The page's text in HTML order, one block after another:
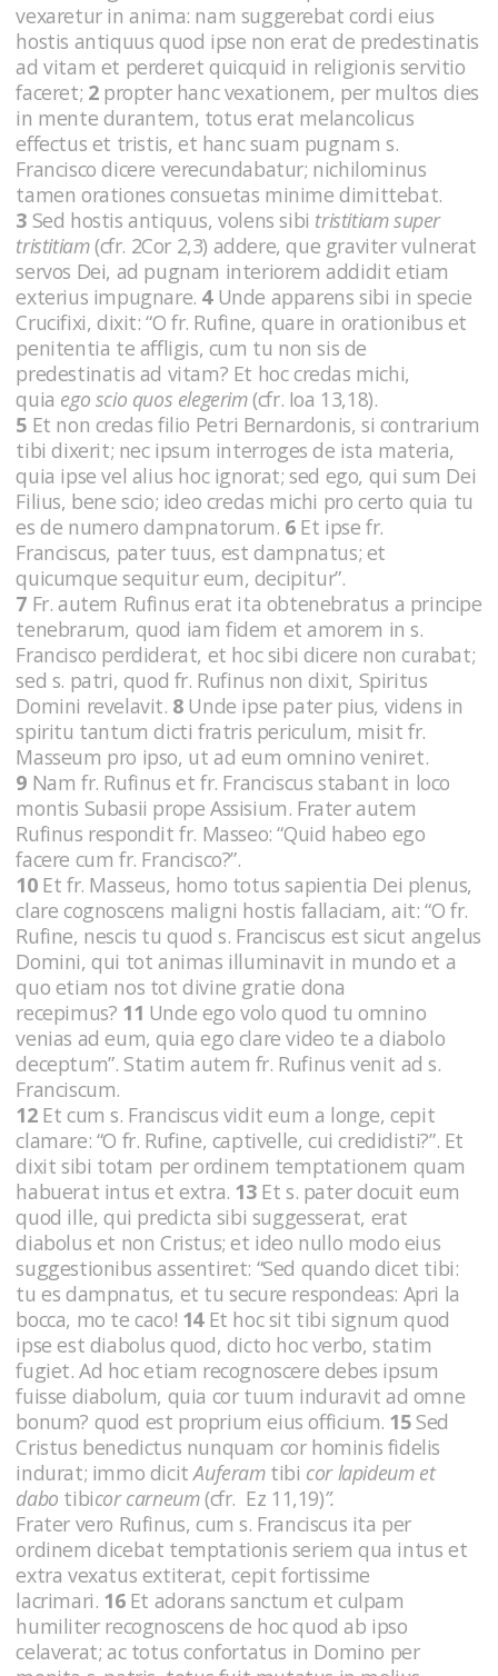
vexaretur in anima: nam suggerebat cordi eius
hostis antiquus quod ipse non erat de predestinatis
ad vitam et perderet quicquid in religionis servitio
faceret; 2 propter hanc vexationem, per multos dies
in mente durantem, totus erat melancolicus
effectus et tristis, et hanc suam pugnam s.
Francisco dicere verecundabatur; nichilominus
tamen orationes consuetas minime dimittebat.
3 Sed hostis antiquus, volens sibi tristitiam super
tristitiam(cfr. 2Cor 2,3) addere, que graviter vulnerat
servos Dei, ad pugnam interiorem addidit etiam
exterius impugnare. 4 Unde apparens sibi in specie
Crucifixi, dixit: “O fr. Rufine, quare in orationibus et
penitentia te affligis, cum tu non sis de
predestinatis ad vitam? Et hoc credas michi,
quia ego scio quos elegerim(cfr. Ioa 13,18).
5 Et non credas filio Petri Bernardonis, si contrarium
tibi dixerit; nec ipsum interroges de ista materia,
quia ipse vel alius hoc ignorat; sed ego, qui sum Dei
Filius, bene scio; ideo credas michi pro certo quia tu
es de numero dampnatorum. 6 Et ipse fr.
Franciscus, pater tuus, est dampnatus; et
quicumque sequitur eum, decipitur”.
7 Fr. autem Rufinus erat ita obtenebratus a principe
tenebrarum, quod iam fidem et amorem in s.
Francisco perdiderat, et hoc sibi dicere non curabat;
sed s. patri, quod fr. Rufinus non dixit, Spiritus
Domini revelavit. 8Unde ipse pater pius, videns in
spiritu tantum dicti fratris periculum, misit fr.
Masseum pro ipso, ut ad eum omnino veniret.
9 Nam fr. Rufinus et fr. Franciscus stabant in loco
montis Subasii prope Assisium. Frater autem
Rufinus respondit fr. Masseo: “Quid habeo ego
facere cum fr. Francisco?”.
10Et fr. Masseus, homo totus sapientia Dei plenus,
clare cognoscens maligni hostis fallaciam, ait: “O fr.
Rufine, nescis tu quod s. Franciscus est sicut angelus
Domini, qui tot animas illuminavit in mundo et a
quo etiam nos tot divine gratie dona
recepimus? 11 Unde ego volo quod tu omnino
venias ad eum, quia ego clare video te a diabolo
deceptum”. Statim autem fr. Rufinus venit ad s.
Franciscum.
12Et cum s. Franciscus vidit eum a longe, cepit
clamare: “O fr. Rufine, captivelle, cui credidisti?”. Et
dixit sibi totam per ordinem temptationem quam
habuerat intus et extra. 13Et s. pater docuit eum
quod ille, qui predicta sibi suggesserat, erat
diabolus et non Cristus; et ideo nullo modo eius
suggestionibus assentiret: “Sed quando dicet tibi:
tu es dampnatus, et tu secure respondeas: Apri la
bocca, mo te caco! 14 Et hoc sit tibi signum quod
ipse est diabolus quod, dicto hoc verbo, statim
fugiet. Ad hoc etiam recognoscere debes ipsum
fuisse diabolum, quia cor tuum induravit ad omne
bonum? quod est proprium eius officium. 15Sed
Cristus benedictus nunquam cor hominis fidelis
indurat; immo dicitAuferam tibi cor lapideum et
dabo tibicor carneum(cfr. Ez 11,19)”.
Frater vero Rufinus, cum s. Franciscus ita per
ordinem dicebat temptationis seriem qua intus et
extra vexatus extiterat, cepit fortissime
lacrimari. 16Et adorans sanctum et culpam
humiliter recognoscens de hoc quod ab ipso
celaverat; ac totus confortatus in Domino per